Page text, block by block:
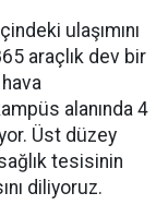
ulaşımını
araçlık dev bir
alanında 4
Üst düzey
tesisinin
diliyoruz.